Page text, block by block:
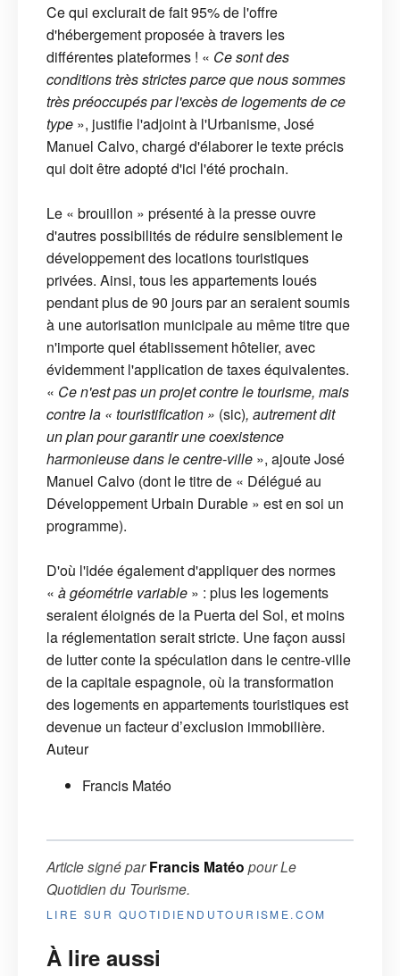
Ce qui exclurait de fait 95% de l'offre
d'hébergement proposée à travers les
différentes plateformes ! « Ce sont des
conditions très strictes parce que nous sommes
très préoccupés par l'excès de logements de ce
type », justifie l'adjoint à l'Urbanisme, José
Manuel Calvo, chargé d'élaborer le texte précis
qui doit être adopté d'ici l'été prochain.
Le « brouillon » présenté à la presse ouvre
d'autres possibilités de réduire sensiblement le
développement des locations touristiques
privées. Ainsi, tous les appartements loués
pendant plus de 90 jours par an seraient soumis
à une autorisation municipale au même titre que
n'importe quel établissement hôtelier, avec
évidemment l'application de taxes équivalentes.
« Ce n'est pas un projet contre le tourisme, mais
contre la « touristification » (sic), autrement dit
un plan pour garantir une coexistence
harmonieuse dans le centre-ville », ajoute José
Manuel Calvo (dont le titre de « Délégué au
Développement Urbain Durable » est en soi un
programme).
D'où l'idée également d'appliquer des normes
« à géométrie variable » : plus les logements
seraient éloignés de la Puerta del Sol, et moins
la réglementation serait stricte. Une façon aussi
de lutter conte la spéculation dans le centre-ville
de la capitale espagnole, où la transformation
des logements en appartements touristiques est
devenue un facteur d’exclusion immobilière.
Auteur
Francis Matéo
Article signé parFrancis Matéo pourLe
Quotidien du Tourisme.
LIRE SUR QUOTIDIENDUTOURISME.COM
À lire aussi